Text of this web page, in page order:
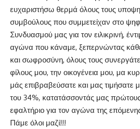
ευχαριστήσω θερμά όλους τους
συμβούλους που συμμετείχαν στο
Συνδυασμού μας για τον ειλικρινή,
αγώνα που κάναμε, ξεπερνώντας
και σωφροσύνη, όλους τους
φίλους μου, την οικογένεια μου, μα
μάς επιβραβεύσατε και μας τιμήσατε
του 34%, κατατάσσοντάς μας
εφαλτήριο για τον αγώνα της
Πάμε όλοι μαζί!!!